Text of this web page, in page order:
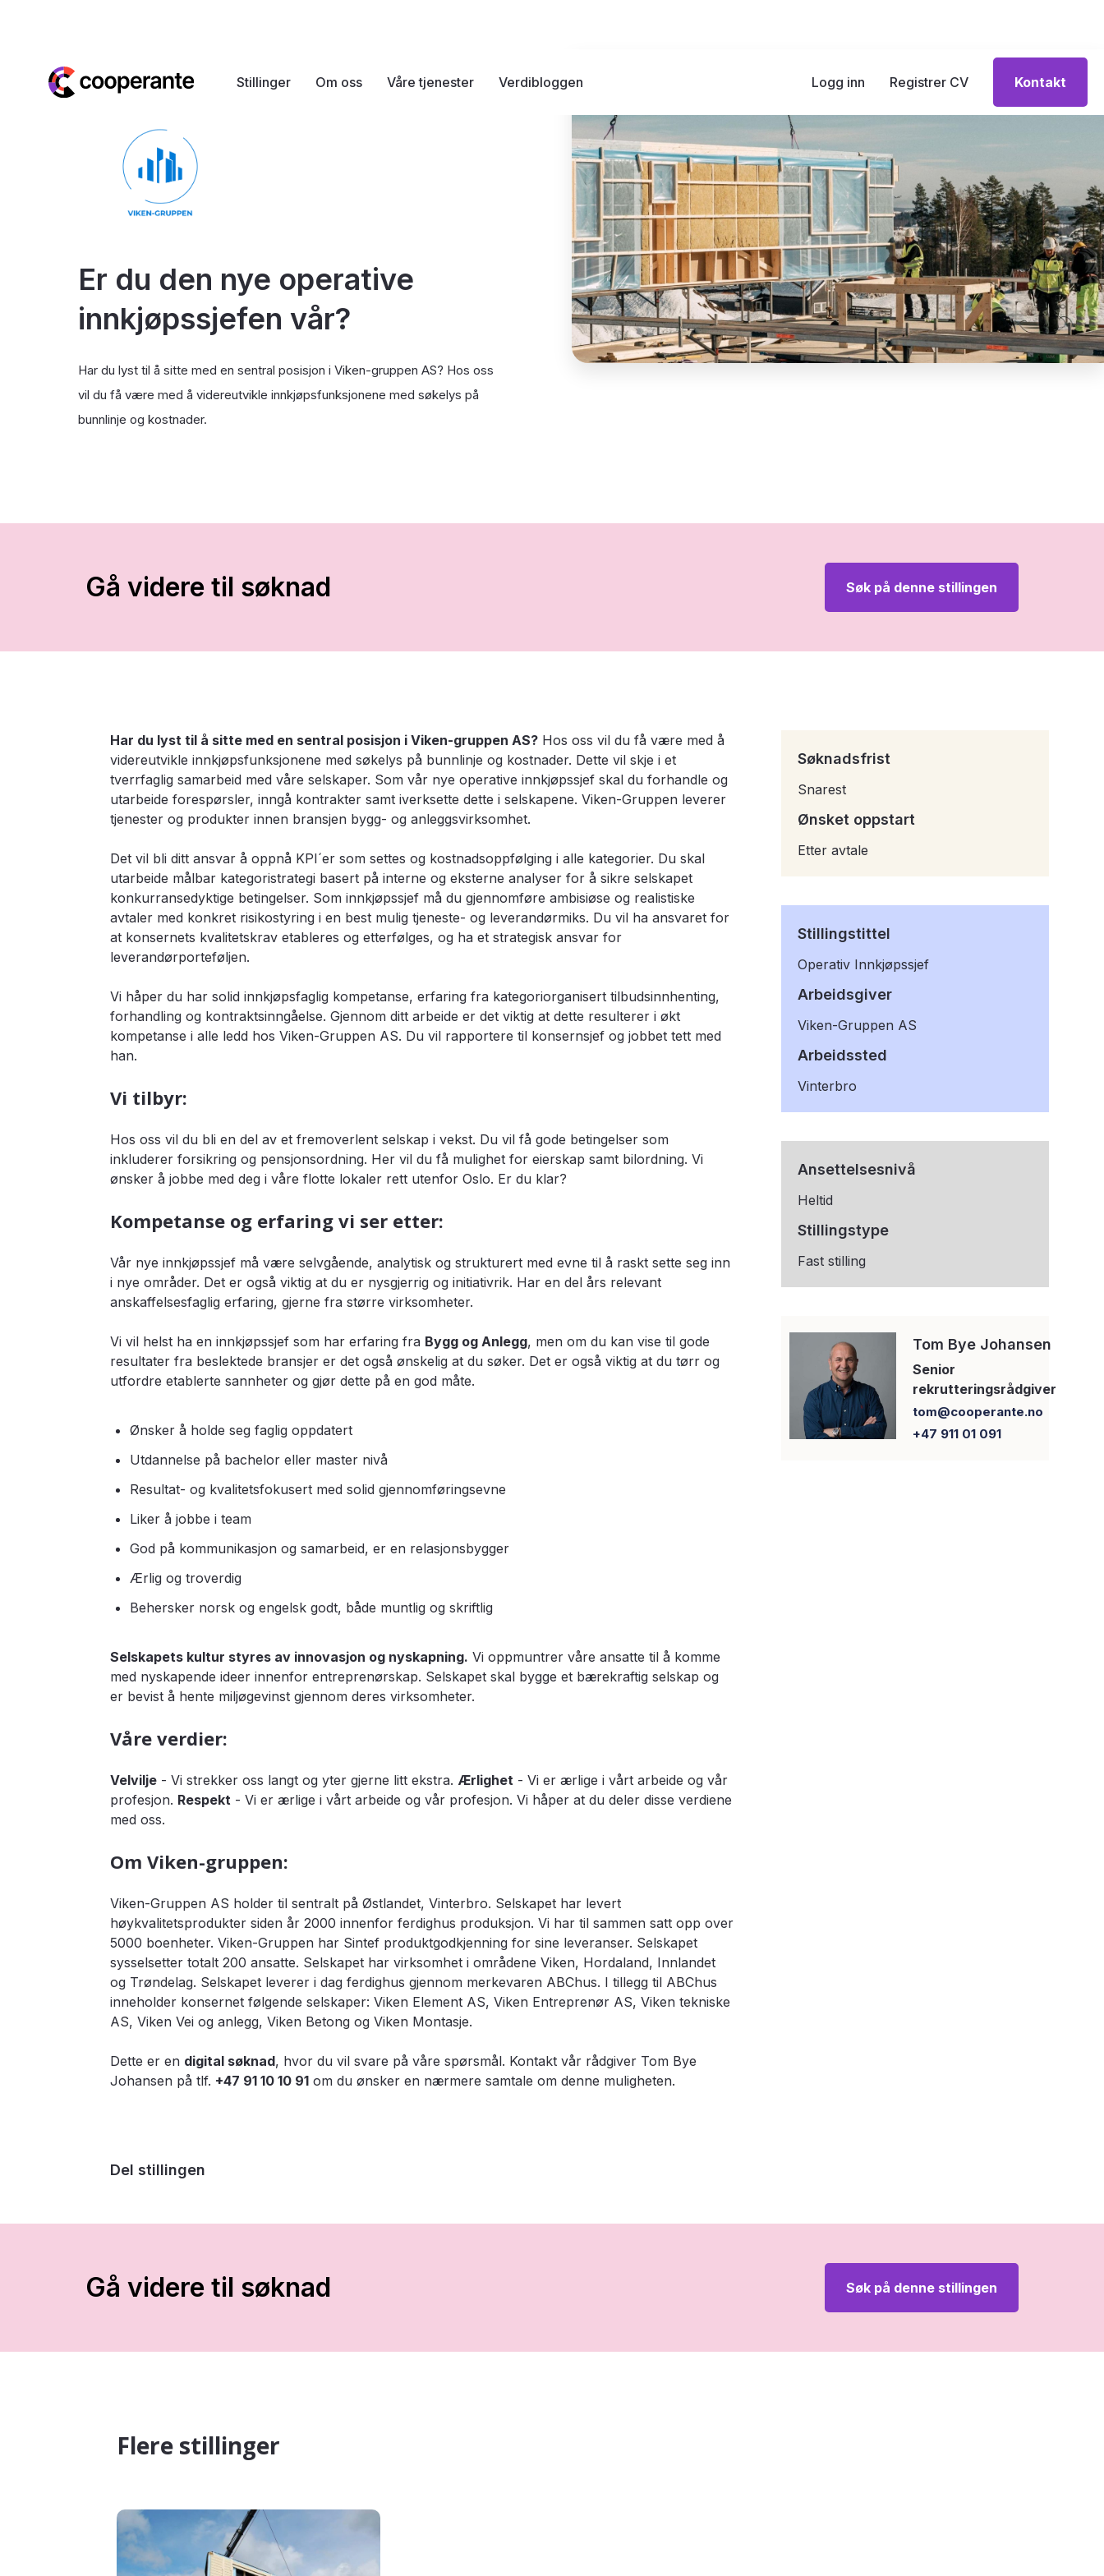
Stillinger Om oss Våre tjenester Verdibloggen Logg inn Registrer CV Kontakt
Er du den nye operative
innkjøpssjefen vår?
Har du lyst til å sitte med en sentral posisjon i Viken-gruppen AS? Hos oss
vil du få være med å videreutvikle innkjøpsfunksjonene med søkelys på
bunnlinje og kostnader.
Gå videre til søknad Søk på denne stillingen
Har du lyst til å sitte med en sentral posisjon i Viken-gruppen AS? Hos oss vil du få være med å
videreutvikle innkjøpsfunksjonene med søkelys på bunnlinje og kostnader. Dette vil skje i et
tverrfaglig samarbeid med våre selskaper. Som vår nye operative innkjøpssjef skal du forhandle og
utarbeide forespørsler, inngå kontrakter samt iverksette dette i selskapene. Viken-Gruppen leverer
tjenester og produkter innen bransjen bygg- og anleggsvirksomhet.
Det vil bli ditt ansvar å oppnå KPI´er som settes og kostnadsoppfølging i alle kategorier. Du skal
utarbeide målbar kategoristrategi basert på interne og eksterne analyser for å sikre selskapet
konkurransedyktige betingelser. Som innkjøpssjef må du gjennomføre ambisiøse og realistiske
avtaler med konkret risikostyring i en best mulig tjeneste- og leverandørmiks. Du vil ha ansvaret for
at konsernets kvalitetskrav etableres og etterfølges, og ha et strategisk ansvar for
leverandørporteføljen.
Vi håper du har solid innkjøpsfaglig kompetanse, erfaring fra kategoriorganisert tilbudsinnhenting,
forhandling og kontraktsinngåelse. Gjennom ditt arbeide er det viktig at dette resulterer i økt
kompetanse i alle ledd hos Viken-Gruppen AS. Du vil rapportere til konsernsjef og jobbet tett med
han.
Vi tilbyr:
Hos oss vil du bli en del av et fremoverlent selskap i vekst. Du vil få gode betingelser som
inkluderer forsikring og pensjonsordning. Her vil du få mulighet for eierskap samt bilordning. Vi
ønsker å jobbe med deg i våre flotte lokaler rett utenfor Oslo. Er du klar?
Kompetanse og erfaring vi ser etter:
Vår nye innkjøpssjef må være selvgående, analytisk og strukturert med evne til å raskt sette seg inn
i nye områder. Det er også viktig at du er nysgjerrig og initiativrik. Har en del års relevant
anskaffelsesfaglig erfaring, gjerne fra større virksomheter.
Vi vil helst ha en innkjøpssjef som har erfaring fra Bygg og Anlegg, men om du kan vise til gode
resultater fra beslektede bransjer er det også ønskelig at du søker. Det er også viktig at du tørr og
utfordre etablerte sannheter og gjør dette på en god måte.
Ønsker å holde seg faglig oppdatert
Utdannelse på bachelor eller master nivå
Resultat- og kvalitetsfokusert med solid gjennomføringsevne
Liker å jobbe i team
God på kommunikasjon og samarbeid, er en relasjonsbygger
Ærlig og troverdig
Behersker norsk og engelsk godt, både muntlig og skriftlig
Selskapets kultur styres av innovasjon og nyskapning. Vi oppmuntrer våre ansatte til å komme
med nyskapende ideer innenfor entreprenørskap. Selskapet skal bygge et bærekraftig selskap og
er bevist å hente miljøgevinst gjennom deres virksomheter.
Våre verdier:
Velvilje - Vi strekker oss langt og yter gjerne litt ekstra. Ærlighet - Vi er ærlige i vårt arbeide og vår
profesjon. Respekt - Vi er ærlige i vårt arbeide og vår profesjon. Vi håper at du deler disse verdiene
med oss.
Om Viken-gruppen:
Viken-Gruppen AS holder til sentralt på Østlandet, Vinterbro. Selskapet har levert
høykvalitetsprodukter siden år 2000 innenfor ferdighus produksjon. Vi har til sammen satt opp over
5000 boenheter. Viken-Gruppen har Sintef produktgodkjenning for sine leveranser. Selskapet
sysselsetter totalt 200 ansatte. Selskapet har virksomhet i områdene Viken, Hordaland, Innlandet
og Trøndelag. Selskapet leverer i dag ferdighus gjennom merkevaren ABChus. I tillegg til ABChus
inneholder konsernet følgende selskaper: Viken Element AS, Viken Entreprenør AS, Viken tekniske
AS, Viken Vei og anlegg, Viken Betong og Viken Montasje.
Dette er en digital søknad, hvor du vil svare på våre spørsmål. Kontakt vår rådgiver Tom Bye
Johansen på tlf. +47 91 10 10 91 om du ønsker en nærmere samtale om denne muligheten.
Del stillingen
Søknadsfrist
Snarest
Ønsket oppstart
Etter avtale
Stillingstittel
Operativ Innkjøpssjef
Arbeidsgiver
Viken-Gruppen AS
Arbeidssted
Vinterbro
Ansettelsesnivå
Heltid
Stillingstype
Fast stilling
Tom Bye Johansen
Senior
rekrutteringsrådgiver
tom@cooperante.no
+47 911 01 091
Gå videre til søknad Søk på denne stillingen
Flere stillinger